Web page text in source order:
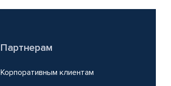
Партнерам
Корпоративным клиентам